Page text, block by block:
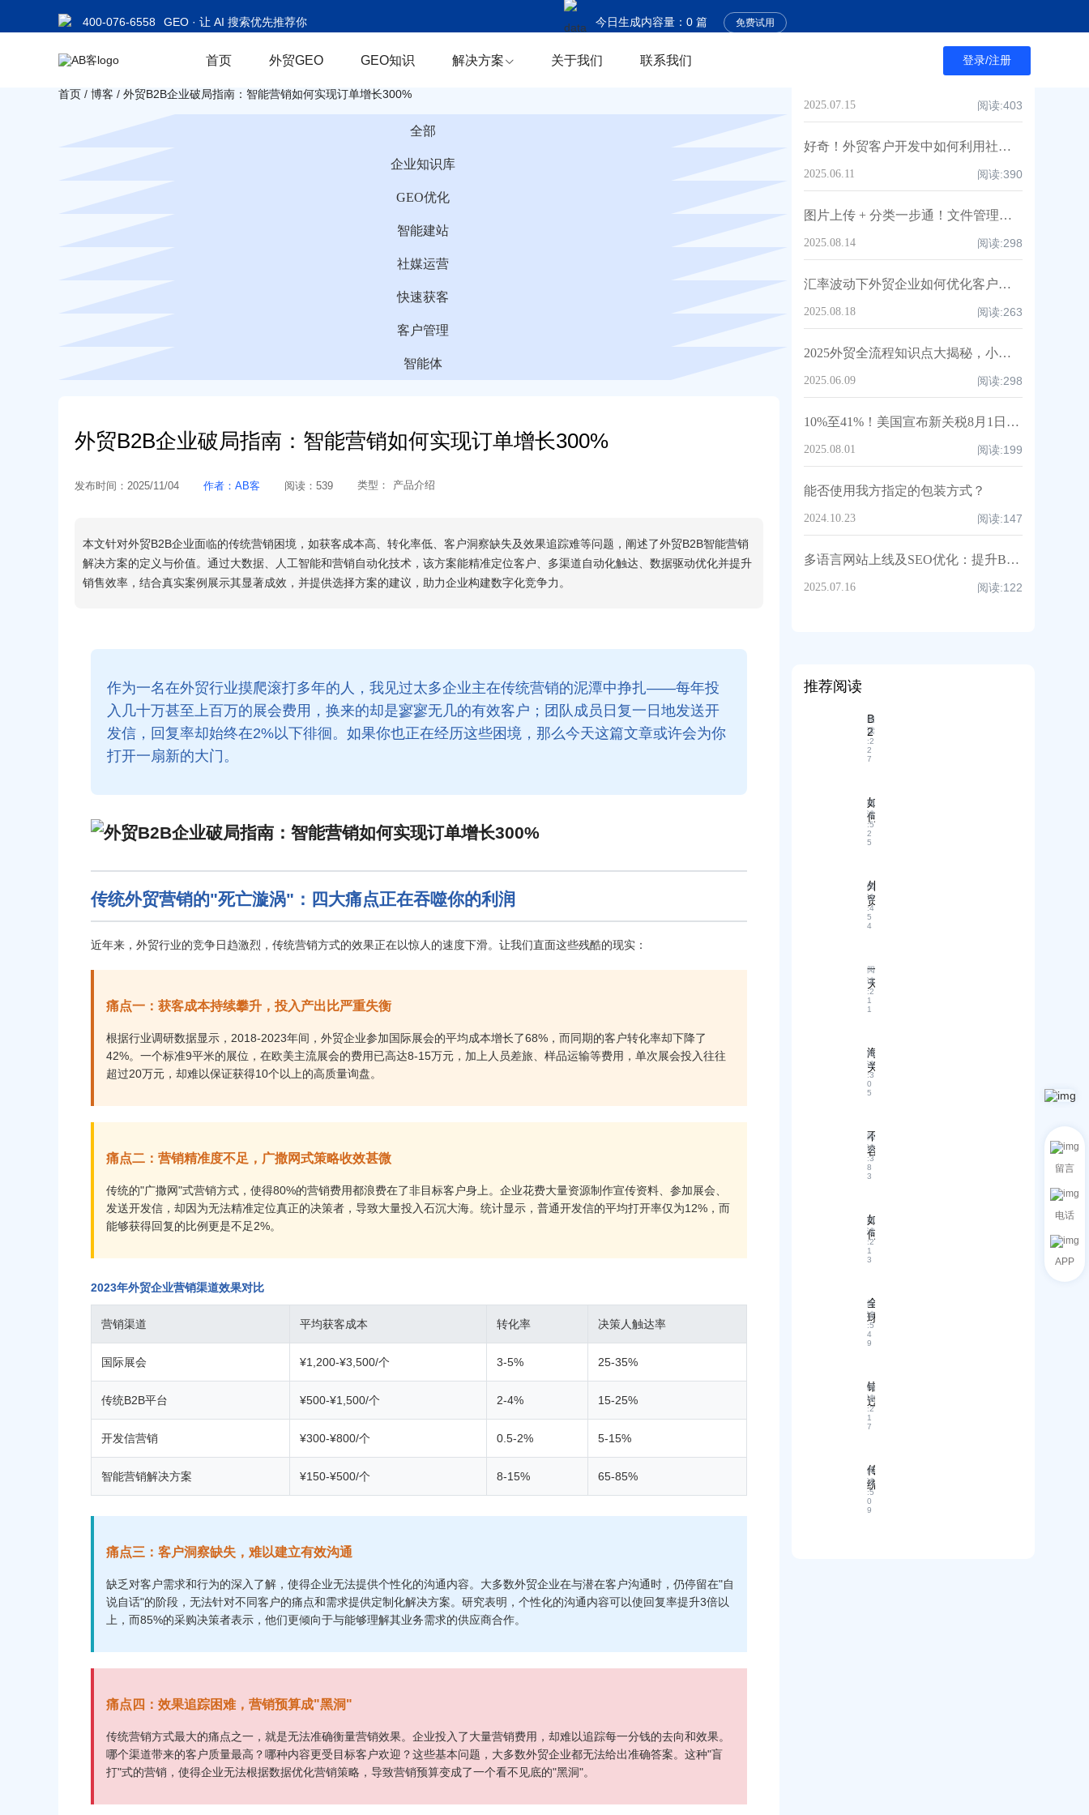
400-076-6558 GEO · 让 AI 搜索优先推荐你 今日生成内容量： 0篇
今日商机捕获： 0条
免费试用
首页 外贸GEO GEO知识 解决方案 关于我们 联系我们 登录/注册
首页 / 博客 / 外贸B2B企业破局指南：智能营销如何实现订单增长300%
2025.03.05 阅读:366
AI建站技术在B2B独立站开发中的全面解析及市场优势
2025.07.15 阅读:403
好奇！外贸客户开发中如何利用社交媒体有效拓展客源
2025.06.11 阅读:390
图片上传 + 分类一步通！文件管理文件上传操作指南
2025.08.14 阅读:298
汇率波动下外贸企业如何优化客户资源管理
2025.08.18 阅读:263
2025外贸全流程知识点大揭秘，小白实操干货分享！
2025.06.09 阅读:298
10%至41%！美国宣布新关税8月1日生效！释放哪些信号？
2025.08.01 阅读:199
能否使用我方指定的包装方式？
2024.10.23 阅读:147
多语言网站上线及SEO优化：提升B2B出口企业全球知名度的核心技术
2025.07.16 阅读:122
推荐阅读
B
2
B
外
容
策
略
：
用
户
旅
程
工
产
品
内
容
设
计
论
阅
读
:2
2
7
如
何
利
用
码
智
能
具
提
升
B
2
B
网
发
效
率
阅
读
:5
2
5
外
贸
S
O
新
手
必
看
立
站
“
建
不
建
”
？
手
教
你
低
本
打
造
高
网
站
！
阅
读
:4
5
4
一
天
一
个
小
知
识
手
如
何
在
0
元
内
搞
站
基
础
开
阅
读
:2
1
1
海
关
数
据
贸
新
人
国
际
B
2
场
的
神
奇
！
阅
读
:3
0
5
不
容
错
过
B
客
2
4
A
I
解
决
如
何
解
决
B
外
贸
获
阅
读
:3
8
3
如
何
利
用
转
移
客
货
款
风
险
阅
读
:2
1
3
全
球
B
2
户
开
发
全
解
析
：
从
阅
读
:5
4
9
错
过
这
些
贸
新
人
阅
读
:2
1
7
传
统
获
客
阅
读
:5
0
9
全部
企业知识库
GEO优化
智能建站
社媒运营
快速获客
客户管理
智能体
外贸B2B企业破局指南：智能营销如何实现订单增长300%
发布时间： 2025/11/04 作者： AB客 阅读： 539 类型： 产品介绍
本文针对外贸B2B企业面临的传统营销困境，如获客成本高、转化率低、客户洞察缺失及效果追踪难等问题，阐述了外贸B2B智能营销
解决方案的定义与价值。通过大数据、人工智能和营销自动化技术，该方案能精准定位客户、多渠道自动化触达、数据驱动优化并提升
销售效率，结合真实案例展示其显著成效，并提供选择方案的建议，助力企业构建数字化竞争力。
作为一名在外贸行业摸爬滚打多年的人，我见过太多企业主在传统营销的泥潭中挣扎——每年投
入几十万甚至上百万的展会费用，换来的却是寥寥无几的有效客户；团队成员日复一日地发送开
发信，回复率却始终在2%以下徘徊。如果你也正在经历这些困境，那么今天这篇文章或许会为你
打开一扇新的大门。
传统外贸营销的"死亡漩涡"：四大痛点正在吞噬你的利润
近年来，外贸行业的竞争日趋激烈，传统营销方式的效果正在以惊人的速度下滑。让我们直面这些残酷的现实：
痛点一：获客成本持续攀升，投入产出比严重失衡
根据行业调研数据显示，2018-2023年间，外贸企业参加国际展会的平均成本增长了68%，而同期的客户转化率却下降了
42%。一个标准9平米的展位，在欧美主流展会的费用已高达8-15万元，加上人员差旅、样品运输等费用，单次展会投入往往
超过20万元，却难以保证获得10个以上的高质量询盘。
痛点二：营销精准度不足，广撒网式策略收效甚微
传统的"广撒网"式营销方式，使得80%的营销费用都浪费在了非目标客户身上。企业花费大量资源制作宣传资料、参加展会、
发送开发信，却因为无法精准定位真正的决策者，导致大量投入石沉大海。统计显示，普通开发信的平均打开率仅为12%，而
能够获得回复的比例更是不足2%。
2023年外贸企业营销渠道效果对比
营销渠道 平均获客成本 转化率 决策人触达率
国际展会 ¥1,200-¥3,500/个 3-5% 25-35%
传统B2B平台 ¥500-¥1,500/个 2-4% 15-25%
开发信营销 ¥300-¥800/个 0.5-2% 5-15%
智能营销解决方案 ¥150-¥500/个 8-15% 65-85%
痛点三：客户洞察缺失，难以建立有效沟通
缺乏对客户需求和行为的深入了解，使得企业无法提供个性化的沟通内容。大多数外贸企业在与潜在客户沟通时，仍停留在"自
说自话"的阶段，无法针对不同客户的痛点和需求提供定制化解决方案。研究表明，个性化的沟通内容可以使回复率提升3倍以
上，而85%的采购决策者表示，他们更倾向于与能够理解其业务需求的供应商合作。
痛点四：效果追踪困难，营销预算成"黑洞"
传统营销方式最大的痛点之一，就是无法准确衡量营销效果。企业投入了大量营销费用，却难以追踪每一分钱的去向和效果。
哪个渠道带来的客户质量最高？哪种内容更受目标客户欢迎？这些基本问题，大多数外贸企业都无法给出准确答案。这种"盲
打"式的营销，使得企业无法根据数据优化营销策略，导致营销预算变成了一个看不见底的"黑洞"。
留言
电话
APP